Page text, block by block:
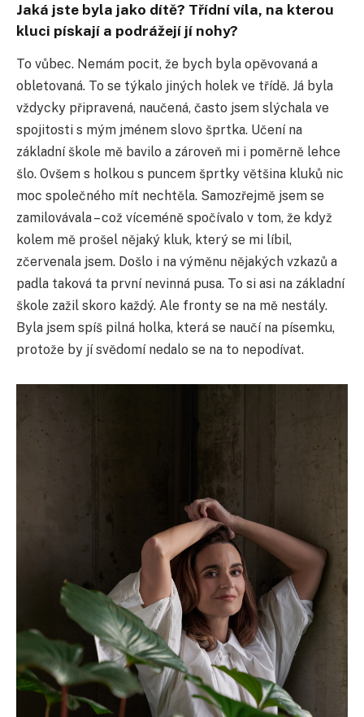
Jaká jste byla jako dítě? Třídní víla, na kterou
kluci pískají a podrážejí jí nohy?
To vůbec. Nemám pocit, že bych byla opěvovaná a
obletovaná. To se týkalo jiných holek ve třídě. Já byla
vždycky připravená, naučená, často jsem slýchala ve
spojitosti s mým jménem slovo šprtka. Učení na
základní škole mě bavilo a zároveň mi i poměrně lehce
šlo. Ovšem s holkou s puncem šprtky většina kluků nic
moc společného mít nechtěla. Samozřejmě jsem se
zamilovávala – což víceméně spočívalo v tom, že když
kolem mě prošel nějaký kluk, který se mi líbil,
zčervenala jsem. Došlo i na výměnu nějakých vzkazů a
padla taková ta první nevinná pusa. To si asi na základní
škole zažil skoro každý. Ale fronty se na mě nestály.
Byla jsem spíš pilná holka, která se naučí na písemku,
protože by jí svědomí nedalo se na to nepodívat.